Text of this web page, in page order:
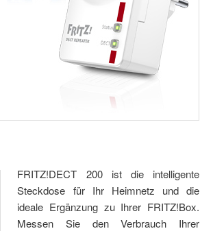
FRITZ!DECT 200 ist die intelligente
Steckdose für Ihr Heimnetz und die
ideale Ergänzung zu Ihrer FRITZ!Box.
Messen Sie den Verbrauch Ihrer